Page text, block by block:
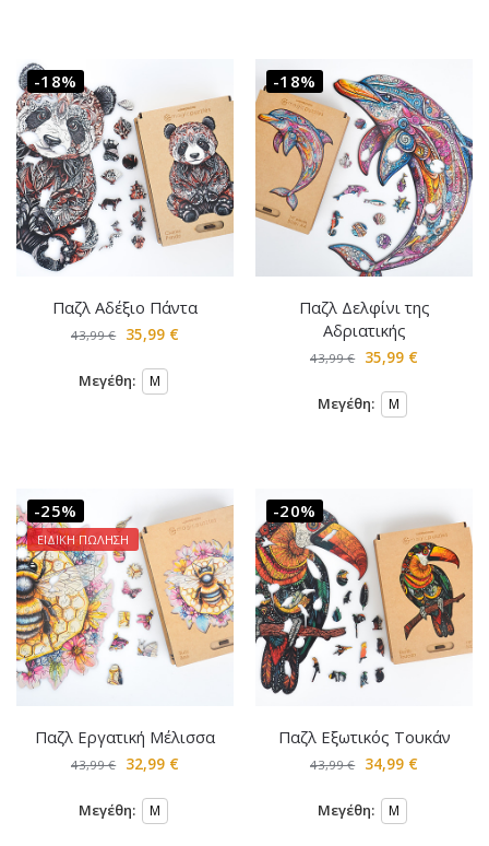
-18%
Παζλ Αδέξιο Πάντα
43,99€ 35,99 €
Μεγέθη: M
-18%
Παζλ Δελφίνι της
Αδριατικής
43,99€ 35,99 €
Μεγέθη: M
-25%
ΕΙΔΙΚΗ ΠΩΛΗΣΗ
Παζλ Εργατική Μέλισσα
43,99€ 32,99 €
Μεγέθη: M
-20%
Παζλ Εξωτικός Τουκάν
43,99€ 34,99 €
Μεγέθη: M